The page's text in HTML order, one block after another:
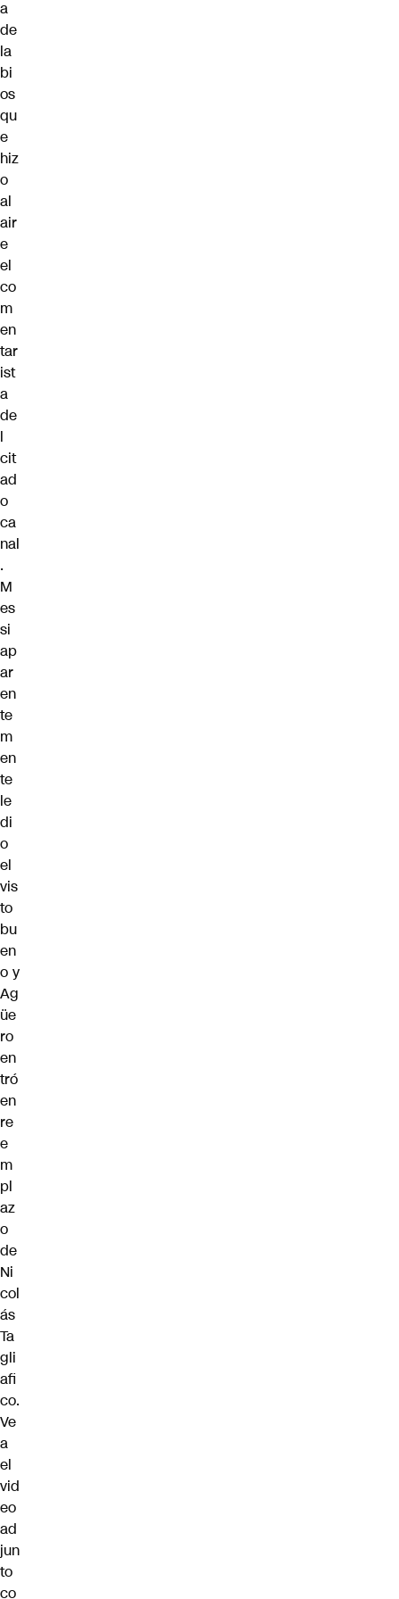
a
de
la
bi
os
qu
e
hiz
o
al
air
e
el
co
m
en
tar
ist
a
de
l
cit
ad
o
ca
nal
.
M
es
si
ap
ar
en
te
m
en
te
le
di
o
el
vis
to
bu
en
o y
Ag
üe
ro
en
tró
en
re
e
m
pl
az
o
de
Ni
col
ás
Ta
gli
afi
co.
Ve
a
el
vid
eo
ad
jun
to
co